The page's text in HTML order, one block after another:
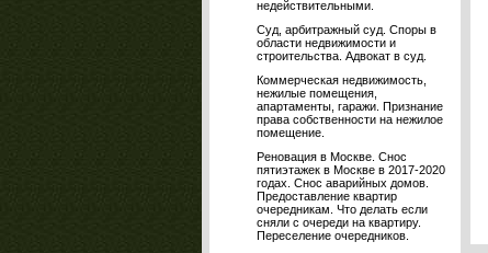
недействительными.
Суд, арбитражный суд. Споры в
области недвижимости и
строительства. Адвокат в суд.
Коммерческая недвижимость,
нежилые помещения,
апартаменты, гаражи. Признание
права собственности на нежилое
помещение.
Реновация в Москве. Снос
пятиэтажек в Москве в 2017-2020
годах. Снос аварийных домов.
Предоставление квартир
очередникам. Что делать если
сняли с очереди на квартиру.
Переселение очередников.